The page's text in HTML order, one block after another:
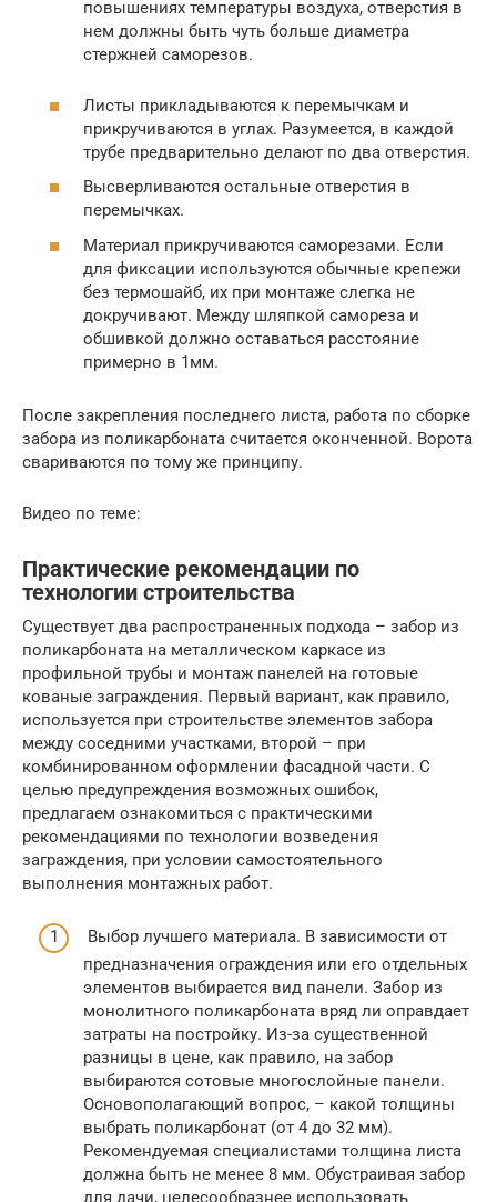
повышениях температуры воздуха, отверстия в
нем должны быть чуть больше диаметра
стержней саморезов.
Листы прикладываются к перемычкам и
прикручиваются в углах. Разумеется, в каждой
трубе предварительно делают по два отверстия.
Высверливаются остальные отверстия в
перемычках.
Материал прикручиваются саморезами. Если
для фиксации используются обычные крепежи
без термошайб, их при монтаже слегка не
докручивают. Между шляпкой самореза и
обшивкой должно оставаться расстояние
примерно в 1мм.
После закрепления последнего листа, работа по сборке
забора из поликарбоната считается оконченной. Ворота
свариваются по тому же принципу.
Видео по теме:
Практические рекомендации по
технологии строительства
Существует два распространенных подхода – забор из
поликарбоната на металлическом каркасе из
профильной трубы и монтаж панелей на готовые
кованые заграждения. Первый вариант, как правило,
используется при строительстве элементов забора
между соседними участками, второй – при
комбинированном оформлении фасадной части. С
целью предупреждения возможных ошибок,
предлагаем ознакомиться с практическими
рекомендациями по технологии возведения
заграждения, при условии самостоятельного
выполнения монтажных работ.
Выбор лучшего материала. В зависимости от
предназначения ограждения или его отдельных
элементов выбирается вид панели. Забор из
монолитного поликарбоната вряд ли оправдает
затраты на постройку. Из-за существенной
разницы в цене, как правило, на забор
выбираются сотовые многослойные панели.
Основополагающий вопрос, – какой толщины
выбрать поликарбонат (от 4 до 32 мм).
Рекомендуемая специалистами толщина листа
должна быть не менее 8 мм. Обустраивая забор
для дачи, целесообразнее использовать